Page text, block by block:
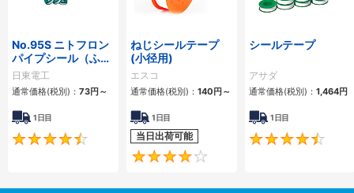
No.95S ニトフロン
パイプシール（ふっ
素樹脂製品）
日東電工
通常価格(税別)： 73円 ～
1日目
4.6
ねじシールテープ
(小径用)
エスコ
通常価格(税別)： 140円 ～
1日目
当日出荷可能
シールテープ
アサダ
通常価格(税別)： 1,464円
1日目